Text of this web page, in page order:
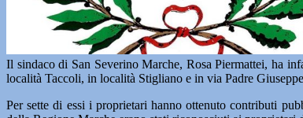
Il sindaco di San Severino Marche, Rosa Piermattei, ha
località Taccoli, in località Stigliano e in via Padre
Per sette di essi i proprietari hanno ottenuto contributi